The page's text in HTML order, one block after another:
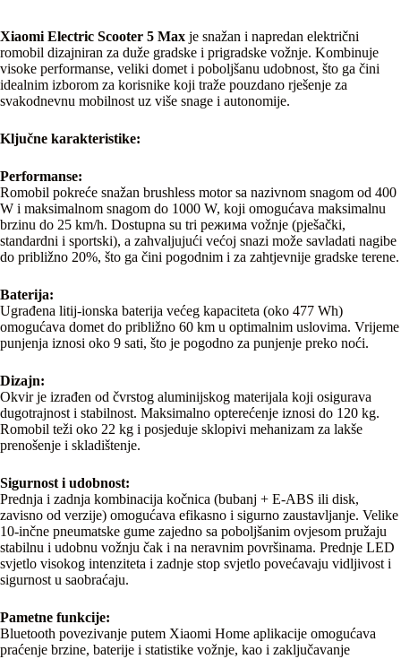
Xiaomi Electric Scooter 5 Max je snažan i napredan električni
romobil dizajniran za duže gradske i prigradske vožnje. Kombinuje
visoke performanse, veliki domet i poboljšanu udobnost, što ga čini
idealnim izborom za korisnike koji traže pouzdano rješenje za
svakodnevnu mobilnost uz više snage i autonomije.
Ključne karakteristike:
Performanse:
Romobil pokreće snažan brushless motor sa nazivnom snagom od 400
W i maksimalnom snagom do 1000 W, koji omogućava maksimalnu
brzinu do 25 km/h. Dostupna su tri режима vožnje (pješački,
standardni i sportski), a zahvaljujući većoj snazi može savladati nagibe
do približno 20%, što ga čini pogodnim i za zahtjevnije gradske terene.
Baterija:
Ugrađena litij-ionska baterija većeg kapaciteta (oko 477 Wh)
omogućava domet do približno 60 km u optimalnim uslovima. Vrijeme
punjenja iznosi oko 9 sati, što je pogodno za punjenje preko noći.
Dizajn:
Okvir je izrađen od čvrstog aluminijskog materijala koji osigurava
dugotrajnost i stabilnost. Maksimalno opterećenje iznosi do 120 kg.
Romobil teži oko 22 kg i posjeduje sklopivi mehanizam za lakše
prenošenje i skladištenje.
Sigurnost i udobnost:
Prednja i zadnja kombinacija kočnica (bubanj + E-ABS ili disk,
zavisno od verzije) omogućava efikasno i sigurno zaustavljanje. Velike
10-inčne pneumatske gume zajedno sa poboljšanim ovjesom pružaju
stabilnu i udobnu vožnju čak i na neravnim površinama. Prednje LED
svjetlo visokog intenziteta i zadnje stop svjetlo povećavaju vidljivost i
sigurnost u saobraćaju.
Pametne funkcije:
Bluetooth povezivanje putem Xiaomi Home aplikacije omogućava
praćenje brzine, baterije i statistike vožnje, kao i zaključavanje